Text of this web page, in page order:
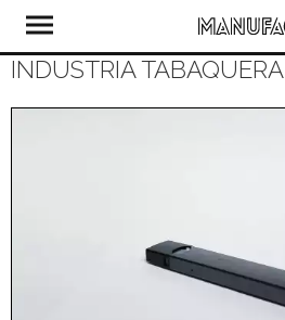
INDUSTRIA TABAQUERA